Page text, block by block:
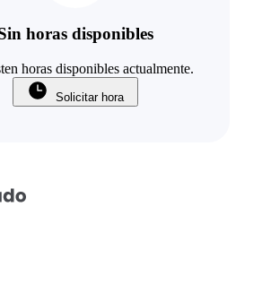
horas disponibles
horas disponibles actualmente.
Solicitar hora